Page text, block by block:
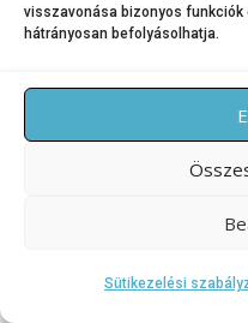
visszavonása bizonyos
hátrányosan befolyásolhatja.
Sütikezelési